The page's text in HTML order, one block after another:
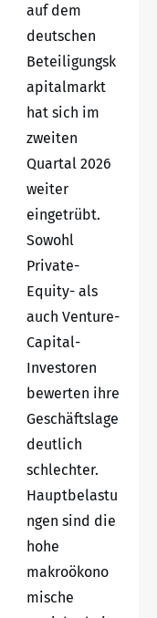
auf dem
deutschen
Beteiligungsk
apitalmarkt
hat sich im
zweiten
Quartal 2026
weiter
eingetrübt.
Sowohl
Private-
Equity- als
auch Venture-
Capital-
Investoren
bewerten ihre
Geschäftslage
deutlich
schlechter.
Hauptbelastu
ngen sind die
hohe
makroökono
mische